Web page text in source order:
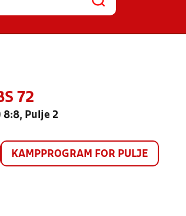
72
8:8, Pulje 2
KAMPPROGRAM FOR PULJE